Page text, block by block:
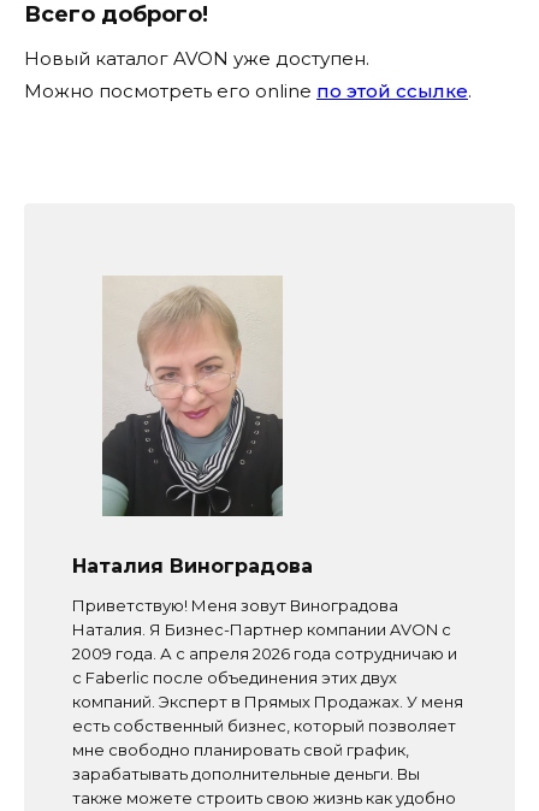
Всего доброго!
Новый каталог AVON уже доступен.
Можно посмотреть его online по этой ссылке.
Наталия Виноградова
Приветствую! Меня зовут Виноградова
Наталия. Я Бизнес-Партнер компании AVON с
2009 года. А с апреля 2026 года сотрудничаю и
с Faberlic после объединения этих двух
компаний. Эксперт в Прямых Продажах. У меня
есть собственный бизнес, который позволяет
мне свободно планировать свой график,
зарабатывать дополнительные деньги. Вы
также можете строить свою жизнь как удобно